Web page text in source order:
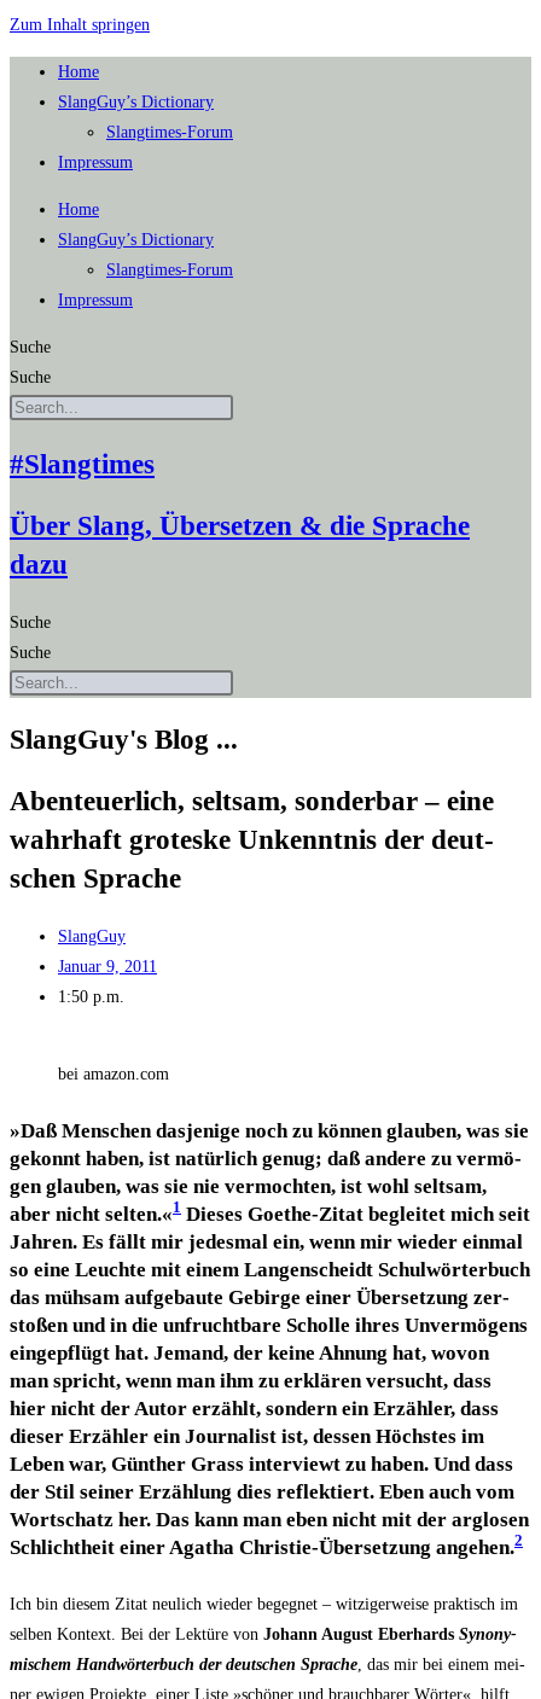
Zum Inhalt springen
Home
SlangGuy’s Dic­tion­a­ry
Slang­times-Forum
Impres­sum
Home
SlangGuy’s Dic­tion­a­ry
Slang­times-Forum
Impres­sum
Suche
Suche
#Slangtimes
Über Slang, Übersetzen & die Sprache
dazu
Suche
Suche
SlangGuy's Blog ...
Aben­teu­er­lich, selt­sam, son­der­bar – eine
wahr­haft gro­tes­ke Unkennt­nis der deut­
schen Sprache
SlangGuy
Januar 9, 2011
1:50 p.m.
bei amazon.com
»Daß Men­schen das­je­ni­ge noch zu kön­nen glau­ben, was sie
gekonnt haben, ist natür­lich genug; daß ande­re zu ver­mö­
gen glau­ben, was sie nie ver­mochten, ist wohl selt­sam,
aber nicht sel­ten.«1 Die­ses Goe­the-Zitat beglei­tet mich seit
Jah­ren. Es fällt mir jedes­mal ein, wenn mir wie­der ein­mal
so eine Leuch­te mit einem Lan­gen­scheidt Schul­wör­ter­buch
das müh­sam auf­ge­bau­te Gebir­ge einer Über­set­zung zer­
sto­ßen und in die unfrucht­ba­re Schol­le ihres Unver­mö­gens
ein­ge­pflügt hat. Jemand, der kei­ne Ahnung hat, wovon
man spricht, wenn man ihm zu erklä­ren ver­sucht, dass
hier nicht der Autor erzählt, son­dern ein Erzäh­ler, dass
die­ser Erzäh­ler ein Jour­na­list ist, des­sen Höchs­tes im
Leben war, Gün­ther Grass inter­viewt zu haben. Und dass
der Stil sei­ner Erzäh­lung dies reflek­tiert. Eben auch vom
Wort­schatz her. Das kann man eben nicht mit der arg­lo­sen
Schlicht­heit einer Aga­tha Chris­tie-Über­set­zung ange­hen.2
Ich bin die­sem Zitat neu­lich wie­der begeg­net – wit­zi­ger­wei­se prak­tisch im
sel­ben Kon­text. Bei der Lek­tü­re von Johann August Eber­hards Syn­ony­
mi­schem Hand­wör­ter­buch der deut­schen Spra­che, das mir bei einem mei­
ner ewi­gen Pro­jek­te, einer Lis­te »schö­ner und brauch­ba­rer Wör­ter«, hilft.